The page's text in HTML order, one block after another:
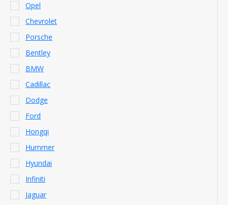
Opel
Chevrolet
Porsche
Bentley
BMW
Cadillac
Dodge
Ford
Hongqi
Hummer
Hyundai
Infiniti
Jaguar